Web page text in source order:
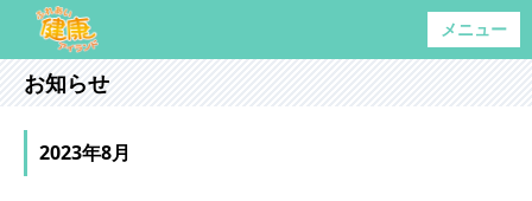
メニュー
お知らせ
2023年8月